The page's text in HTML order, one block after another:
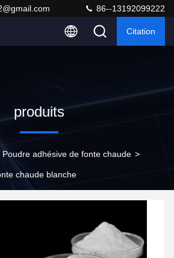
86--13192099222
Citation
produits
Poudre adhésive de fonte chaude >
chaude blanche